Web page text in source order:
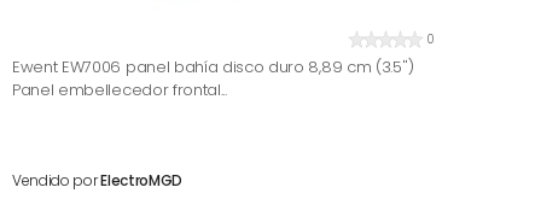
0
Ewent EW7006 panel bahía disco duro 8,89 cm (3.5'')
Panel embellecedor frontal...
Vendido porElectroMGD